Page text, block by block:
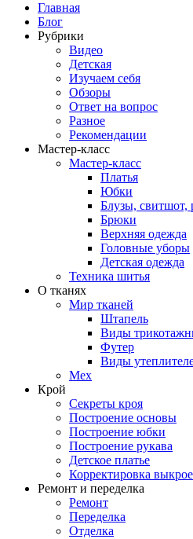
Главная
Блог
Рубрики
Видео
Детская
Изучаем себя
Обзоры
Ответ на вопрос
Разное
Рекомендации
Мастер-класс
Мастер-класс
Платья
Юбки
Блузы, свитшот,
Брюки
Верхняя одежда
Головные уборы
Детская одежда
Техника шитья
О тканях
Мир тканей
Штапель
Виды
Футер
Виды
Мех
Крой
Секреты кроя
Построение основы
Построение юбки
Построение рукава
Детское платье
Корректировка
Ремонт и переделка
Ремонт
Переделка
Отделка